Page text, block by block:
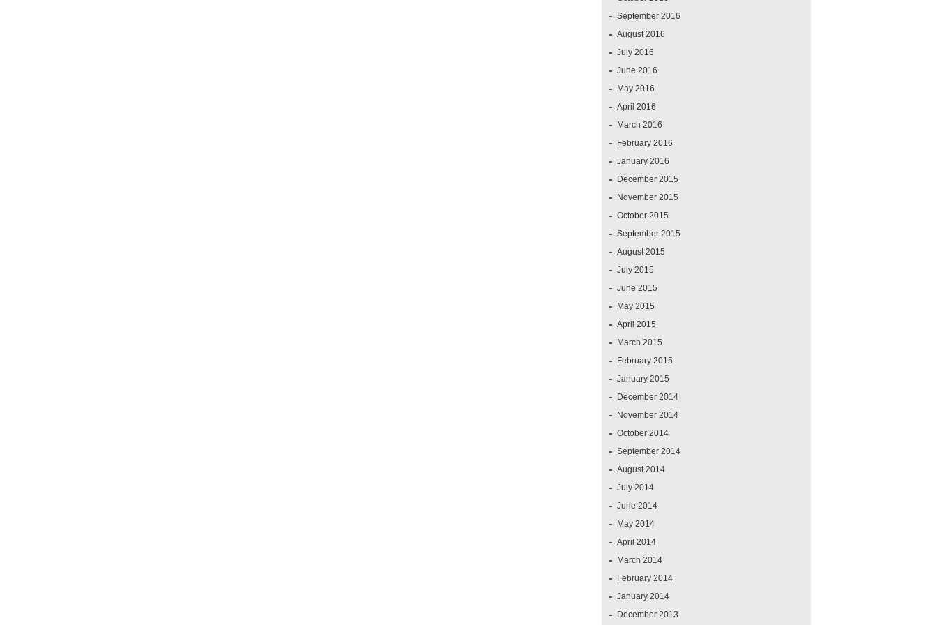
September 2016
August 2016
July 2016
June 2016
May 2016
April 2016
March 2016
February 2016
January 2016
December 2015
November 2015
October 2015
September 2015
August 2015
July 2015
June 2015
May 2015
April 2015
March 2015
February 2015
January 2015
December 2014
November 2014
October 2014
September 2014
August 2014
July 2014
June 2014
May 2014
April 2014
March 2014
February 2014
January 2014
December 2013